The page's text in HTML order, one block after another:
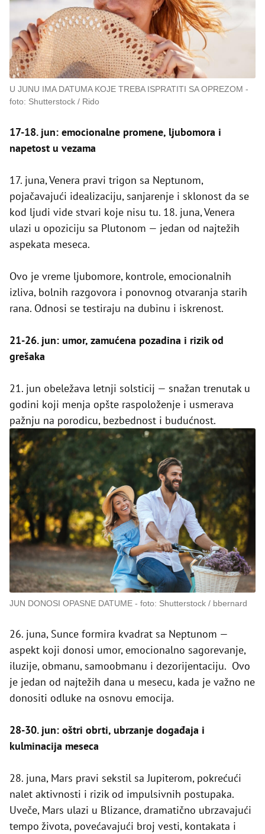
U JUNU IMA DATUMA KOJE TREBA ISPRATITI SA OPREZOM
foto: Shutterstock / Rido
17-18. jun: emocionalne promene, ljubomora i
napetost u vezama
17. juna, Venera pravi trigon sa Neptunom,
pojačavajući idealizaciju, sanjarenje i sklonost da se
kod ljudi vide stvari koje nisu tu. 18. juna, Venera
ulazi u opoziciju sa Plutonom — jedan od najtežih
aspekata meseca.
Ovo je vreme ljubomore, kontrole, emocionalnih
izliva, bolnih razgovora i ponovnog otvaranja starih
rana. Odnosi se testiraju na dubinu i iskrenost.
21-26. jun: umor, zamućena pozadina i rizik od
grešaka
21. jun obeležava letnji solsticij — snažan trenutak u
godini koji menja opšte raspoloženje i usmerava
pažnju na porodicu, bezbednost i budućnost.
JUN DONOSI OPASNE DATUME foto: Shutterstock / bbernard
26. juna, Sunce formira kvadrat sa Neptunom —
aspekt koji donosi umor, emocionalno sagorevanje,
iluzije, obmanu, samoobmanu i dezorijentaciju. Ovo
je jedan od najtežih dana u mesecu, kada je važno ne
donositi odluke na osnovu emocija.
28-30. jun: oštri obrti, ubrzanje događaja i
kulminacija meseca
28. juna, Mars pravi sekstil sa Jupiterom, pokrećući
nalet aktivnosti i rizik od impulsivnih postupaka.
Uveče, Mars ulazi u Blizance, dramatično ubrzavajući
tempo života, povećavajući broj vesti, kontakata i